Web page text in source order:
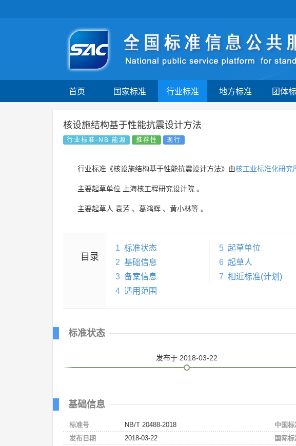
首页 国家标准 行业标准 地方标准 团体
核设施结构基于性能抗震设计方法
行业标准-NB 能源 推荐性 现行
行业标准《核设施结构基于性能抗震设计方法》由核工业标准化研究
主要起草单位 上海核工程研究设计院 。
主要起草人 袁芳 、 葛鸿辉 、 黄小林等 。
目录
1 标准状态
2 基础信息
3 备案信息
4 适用范围
5 起草单位
6 起草人
7 相近标准(计划)
标准状态
发布于 2018-03-22
基础信息
标准号
NB/T 20488-2018
发布日期
2018-03-22
中国
国际